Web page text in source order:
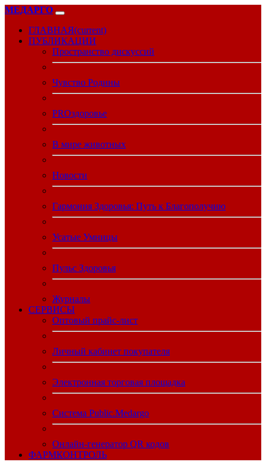
МЕДАРГО
ГЛАВНАЯ(current)
ПУБЛИКАЦИИ
Пространство дискуссий
Чувство Родины
PROздоровье
В мире животных
Новости
Гармония Здоровья: Путь к Благополучию
Усатые Умницы
Пульс Здоровья
Журналы
CЕРВИСЫ
Оптовый прайс-лист
Личный кабинет покупателя
Электронная торговая площадка
Система Public.Medargo
Онлайн-генератор QR кодов
ФАРМКОНТРОЛЬ